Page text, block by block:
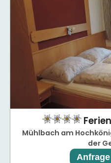
Mühlbach am
der